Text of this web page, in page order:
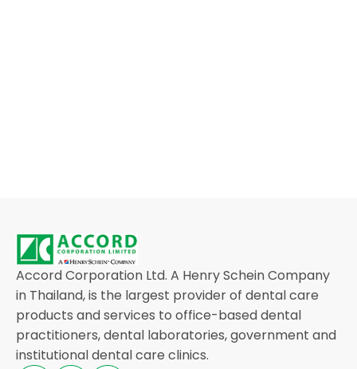
Accord Corporation Ltd. A Henry Schein Company
in Thailand, is the largest provider of dental care
products and services to office-based dental
practitioners, dental laboratories, government and
institutional dental care clinics.